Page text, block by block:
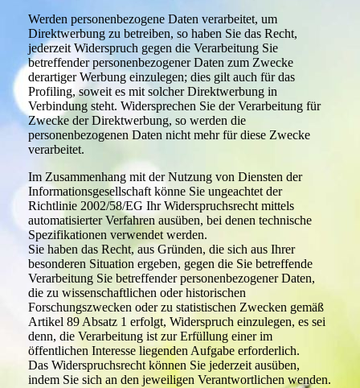
Werden personenbezogene Daten verarbeitet, um
Direktwerbung zu betreiben, so haben Sie das Recht,
jederzeit Widerspruch gegen die Verarbeitung Sie
betreffender personenbezogener Daten zum Zwecke
derartiger Werbung einzulegen; dies gilt auch für das
Profiling, soweit es mit solcher Direktwerbung in
Verbindung steht. Widersprechen Sie der Verarbeitung für
Zwecke der Direktwerbung, so werden die
personenbezogenen Daten nicht mehr für diese Zwecke
verarbeitet.
Im Zusammenhang mit der Nutzung von Diensten der
Informationsgesellschaft könne Sie ungeachtet der
Richtlinie 2002/58/EG Ihr Widerspruchsrecht mittels
automatisierter Verfahren ausüben, bei denen technische
Spezifikationen verwendet werden.
Sie haben das Recht, aus Gründen, die sich aus Ihrer
besonderen Situation ergeben, gegen die Sie betreffende
Verarbeitung Sie betreffender personenbezogener Daten,
die zu wissenschaftlichen oder historischen
Forschungszwecken oder zu statistischen Zwecken gemäß
Artikel 89 Absatz 1 erfolgt, Widerspruch einzulegen, es sei
denn, die Verarbeitung ist zur Erfüllung einer im
öffentlichen Interesse liegenden Aufgabe erforderlich.
Das Widerspruchsrecht können Sie jederzeit ausüben,
indem Sie sich an den jeweiligen Verantwortlichen wenden.